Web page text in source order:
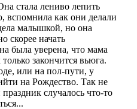
стала лениво лепить
вспомнила как они делали
малышкой, но она
скорее начать
была уверена, что мама
закончится вьюга.
или на пол-пути, у
на Рождество. Так не
случалось что-то